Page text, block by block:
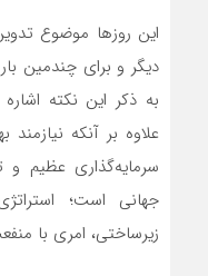
این روزها موضوع
دیگر و برای چندمین
به ذکر این نکته
علاوه بر آنکه
سرمایه‌گذاری عظیم
جهانی است؛
زیرساختی، امری با